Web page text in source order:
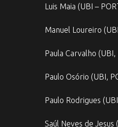
Luis Maia (UBI –
Manuel Loureiro
Paula Carvalho (UBI,
Paulo Osório (UBI,
Paulo Rodrigues
Saúl Neves de Jesus